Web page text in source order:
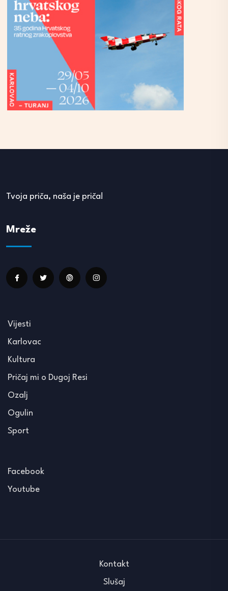
Tvoja priča, naša je priča!
Mreže
Vijesti
Karlovac
Kultura
Pričaj mi o Dugoj Resi
Ozalj
Ogulin
Sport
Facebook
Youtube
Kontakt
Slušaj